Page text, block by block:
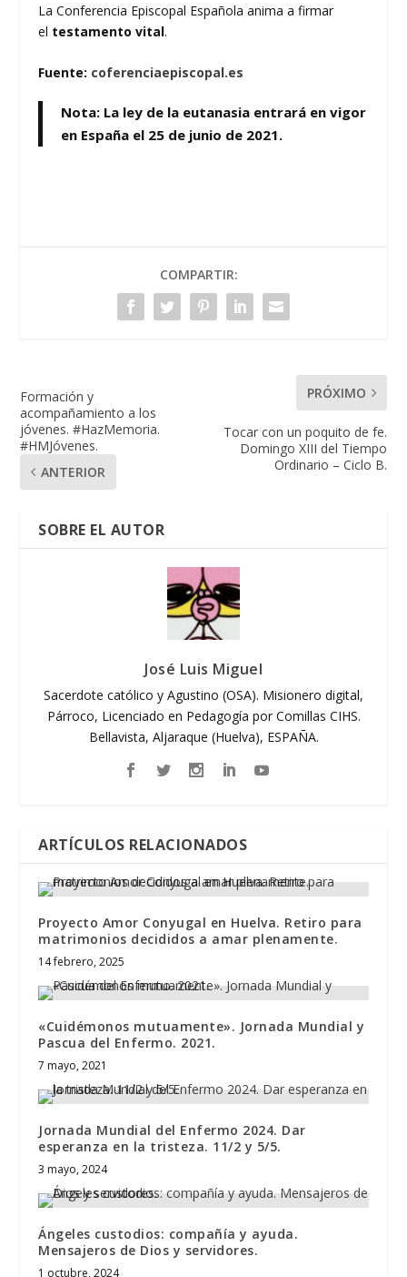
La Conferencia Episcopal Española anima a firmar
el testamento vital.
Fuente: coferenciaepiscopal.es
Nota: La ley de la eutanasia entrará en vigor
en España el 25 de junio de 2021.
COMPARTIR:
Formación y
acompañamiento a los
jóvenes. #HazMemoria.
#HMJóvenes.
ANTERIOR
PRÓXIMO
Tocar con un poquito de fe.
Domingo XIII del Tiempo
Ordinario – Ciclo B.
SOBRE EL AUTOR
José Luis Miguel
Sacerdote católico y Agustino (OSA). Misionero digital,
Párroco, Licenciado en Pedagogía por Comillas CIHS.
Bellavista, Aljaraque (Huelva), ESPAÑA.
ARTÍCULOS RELACIONADOS
Proyecto Amor Conyugal en Huelva. Retiro para
matrimonios decididos a amar plenamente.
14 febrero, 2025
«Cuidémonos mutuamente». Jornada Mundial y
Pascua del Enfermo. 2021.
7 mayo, 2021
Jornada Mundial del Enfermo 2024. Dar
esperanza en la tristeza. 11/2 y 5/5.
3 mayo, 2024
Ángeles custodios: compañía y ayuda.
Mensajeros de Dios y servidores.
1 octubre, 2024